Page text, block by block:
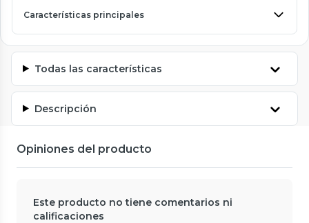
Características principales
Todas las características
Descripción
Opiniones del producto
Este producto no tiene comentarios ni
calificaciones